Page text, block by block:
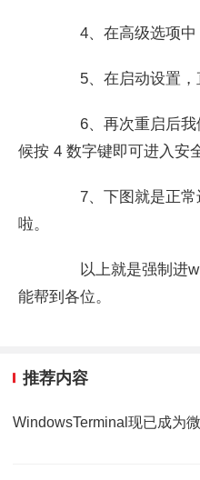
4、在高级选项中
5、在启动设置，
6、再次重启后我
候按 4 数字键即可进入安
7、下图就是正常
啦。
以上就是强制进
能帮到各位。
推荐内容
WindowsTerminal现已成为